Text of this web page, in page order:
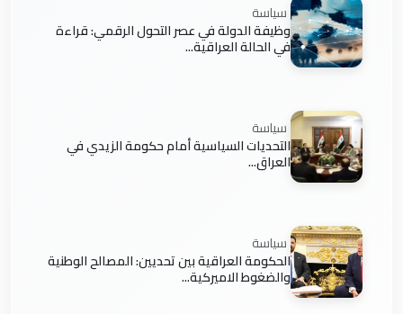
سياسة
وظيفة الدولة في عصر التحول الرقمي: قراءة
في الحالة العراقية...
سياسة
التحديات السياسية أمام حكومة الزيدي في
العراق...
سياسة
الحكومة العراقية بين تحديين: المصالح الوطنية
والضغوط الاميركية...